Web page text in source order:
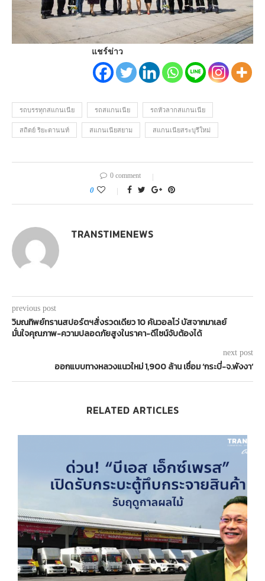
แชร์ข่าว
รถบรรทุกสแกนเนีย รถสแกนเนีย รถหัวลากสแกนเนีย
สถิตย์ ริยะตานนท์ สแกนเนียสยาม สแกนเนียสระบุรีใหม่
0 comment
0
TRANSTIMENEWS
previous post
วิมณทิพย์ทรานสปอร์ตฯสั่งรวดเดียว 10 คันวอลโว่ บัสจากมาเลย์
มั่นใจคุณภาพ-ความปลอดภัยสูงในราคา-ดีไซน์จับต้องได้
next post
ออกแบบทางหลวงแนวใหม่ 1,900 ล้าน เชื่อม ‘กระบี่-จ.พังงา’
RELATED ARTICLES